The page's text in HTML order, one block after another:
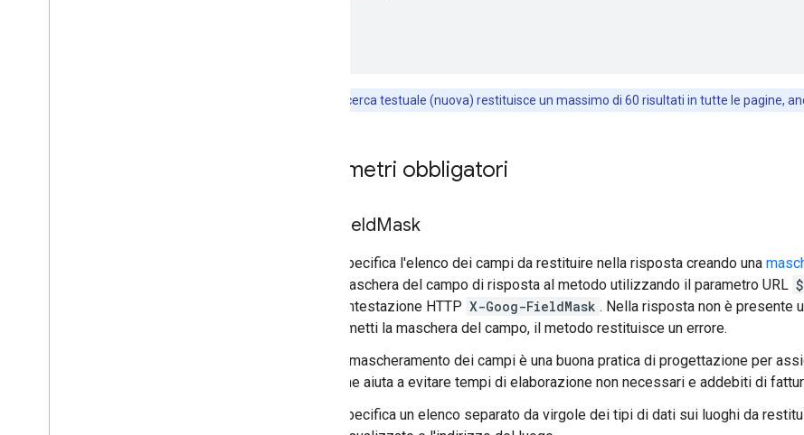
la Ricerca testuale (nuova) restituisce un massimo di 60 risultati in tutte le pagine,
Parametri obbligatori
FieldMask
Specifica l'elenco dei campi da restituire nella risposta creando una
maschera del campo di risposta al metodo utilizzando il parametro URL
l'intestazione HTTP X-Goog-FieldMask . Nella risposta non è presente
ometti la maschera del campo, il metodo restituisce un errore.
Il mascheramento dei campi è una buona pratica di progettazione per
che aiuta a evitare tempi di elaborazione non necessari e addebiti di
Specifica un elenco separato da virgole dei tipi di dati sui luoghi da